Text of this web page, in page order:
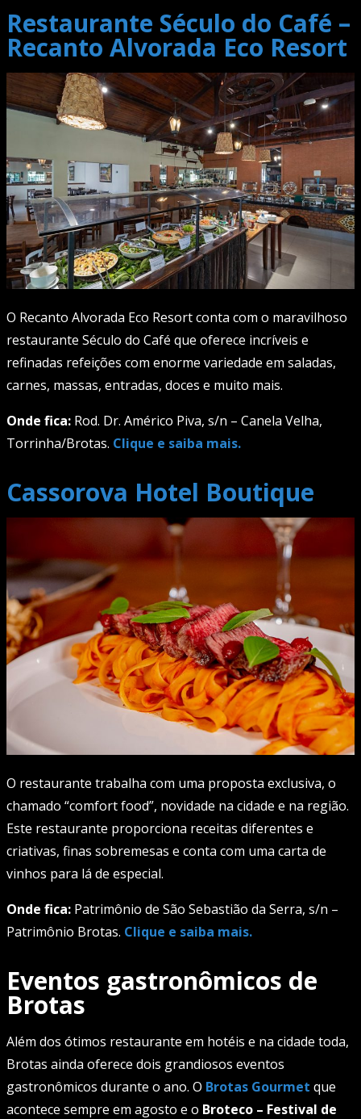
Restaurante Século do Café –
Recanto Alvorada Eco Resort
O Recanto Alvorada Eco Resort conta com o maravilhoso
restaurante Século do Café que oferece incríveis e
refinadas refeições com enorme variedade em saladas,
carnes, massas, entradas, doces e muito mais.
Onde fica: Rod. Dr. Américo Piva, s/n – Canela Velha,
Torrinha/Brotas. Clique e saiba mais.
Cassorova Hotel Boutique
O restaurante trabalha com uma proposta exclusiva, o
chamado “comfort food”, novidade na cidade e na região.
Este restaurante proporciona receitas diferentes e
criativas, finas sobremesas e conta com uma carta de
vinhos para lá de especial.
Onde fica: Patrimônio de São Sebastião da Serra, s/n –
Patrimônio Brotas. Clique e saiba mais.
Eventos gastronômicos de
Brotas
Além dos ótimos restaurante em hotéis e na cidade toda,
Brotas ainda oferece dois grandiosos eventos
gastronômicos durante o ano. O Brotas Gourmet que
acontece sempre em agosto e o Broteco – Festival de